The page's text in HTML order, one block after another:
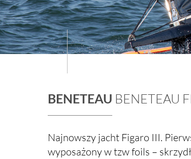
BENETEAU BENETEAU
Najnowszy jacht Figaro III.
wyposażony w tzw foils –